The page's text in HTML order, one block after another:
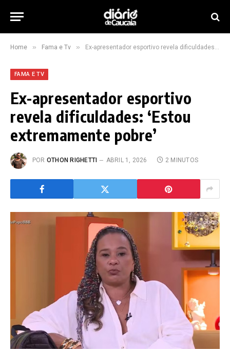
Home » Fama e Tv » Ex-apresentador esportivo revela dificuldades: ‘Estou extremamente pobre’
FAMA E TV
Ex-apresentador esportivo
revela dificuldades: ‘Estou
extremamente pobre’
POR OTHON RIGHETTI ABRIL 1, 2026 2 MINUTOS